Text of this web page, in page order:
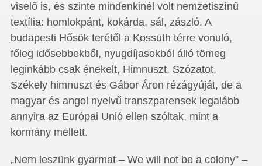
viselő is, és szinte mindenkinél volt nemzetiszínű
textília: homlokpánt, kokárda, sál, zászló. A
budapesti Hősök terétől a Kossuth térre vonuló,
főleg idősebbekből, nyugdíjasokból álló tömeg
leginkább csak énekelt, Himnuszt, Szózatot,
Székely himnuszt és Gábor Áron rézágyúját, de a
magyar és angol nyelvű transzparensek legalább
annyira az Európai Unió ellen szóltak, mint a
kormány mellett.
„Nem leszünk gyarmat – We will not be a colony” –